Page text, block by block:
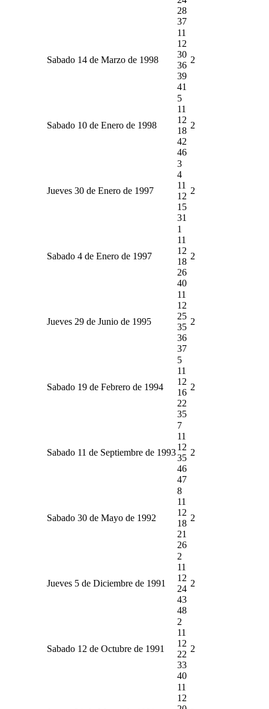
28
37
Sabado 14 de Marzo de 1998
11
12
30
36
39
41
2
Sabado 10 de Enero de 1998
5
11
12
18
42
46
2
Jueves 30 de Enero de 1997
3
4
11
12
15
31
2
Sabado 4 de Enero de 1997
1
11
12
18
26
40
2
Jueves 29 de Junio de 1995
11
12
25
35
36
37
2
Sabado 19 de Febrero de 1994
5
11
12
16
22
35
2
Sabado 11 de Septiembre de 1993
7
11
12
35
46
47
2
Sabado 30 de Mayo de 1992
8
11
12
18
21
26
2
Jueves 5 de Diciembre de 1991
2
11
12
24
43
48
2
Sabado 12 de Octubre de 1991
2
11
12
22
33
40
2
11
12